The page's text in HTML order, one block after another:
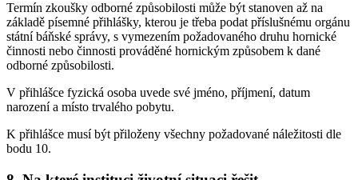
Termín zkoušky odborné způsobilosti může být stanoven až na
základě písemné přihlášky, kterou je třeba podat příslušnému orgánu
státní báňské správy, s vymezením požadovaného druhu hornické
činnosti nebo činnosti prováděné hornickým způsobem k dané
odborné způsobilosti.
V přihlášce fyzická osoba uvede své jméno, příjmení, datum
narození a místo trvalého pobytu.
K přihlášce musí být přiloženy všechny požadované náležitosti dle
bodu 10.